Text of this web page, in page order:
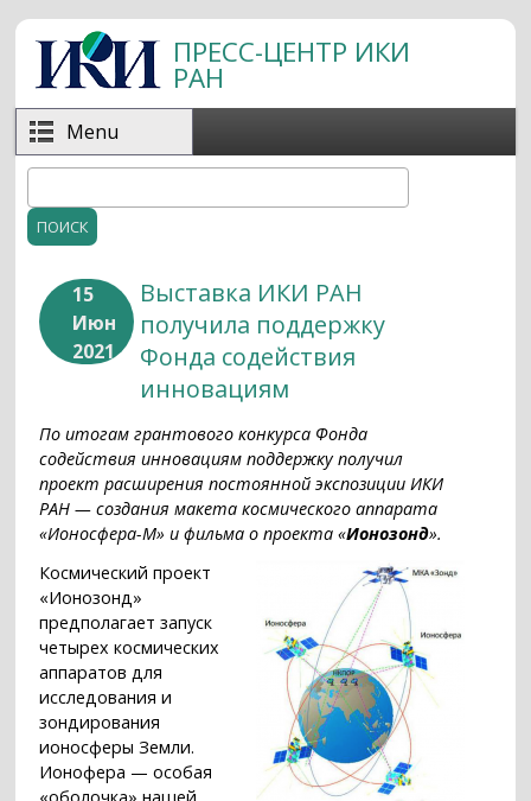
Перейти к основному содержанию
ПРЕСС-ЦЕНТР ИКИ
РАН
Menu
Форма поиска
15
Июн
2021
Выставка ИКИ РАН
получила поддержку
Фонда содействия
инновациям
По итогам грантового конкурса Фонда
содействия инновациям поддержку получил
проект расширения постоянной экспозиции ИКИ
РАН — создания макета космического аппарата
«Ионосфера-М» и фильма о проекта «Ионозонд».
Космический проект
«Ионозонд»
предполагает запуск
четырех космических
аппаратов для
исследования и
зондирования
ионосферы Земли.
Ионофера — особая
«оболочка» нашей